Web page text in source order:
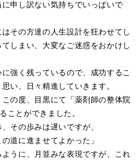
申し訳ない気持ちでいっぱいで
その方達の人生設計を狂わせてし
しまい、大変なご迷惑をおかけし
強く残っているので、成功するこ
い、日々精進していきます。
の度、目黒にて「薬剤師の整体院
ことができました。
その歩みは遅いですが、
の道に進ませてよかった」
うに、月並みな表現ですが、これ